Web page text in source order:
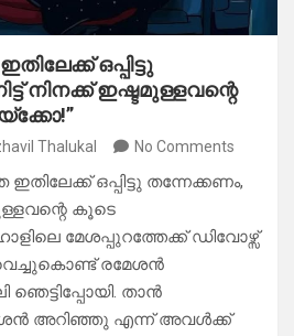
ഒപ്പിട്ടു
നിനക്ക് ഇഷ്ടമുള്ളവന്റെ
Thalukal No Comments
ഇതിലേക്ക് ഒപ്പിട്ടു തന്നേക്കണം,
കൂടെ
മേശപ്പുറത്തേക്ക് ഡിവോഴ്സ്
രമേശൻ
താൻ
അറിഞ്ഞു എന്ന് അവൾക്ക്